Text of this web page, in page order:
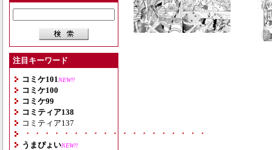
注目キーワード
コミケ101 NEW!!
コミケ100
コミケ99
コミティア138
コミティア137
・・・・・・・・・・・・・・・・・・・
うまぴょいNEW!!